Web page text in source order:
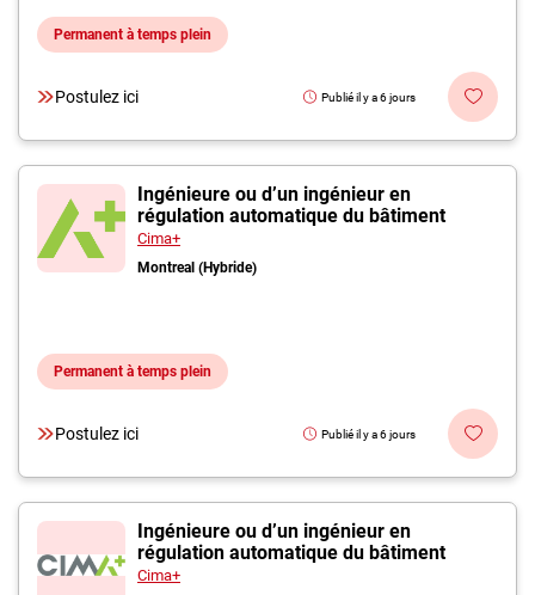
Permanent à temps plein
Postulez ici Publié il y a 6 jours
Ingénieure ou d’un ingénieur en
régulation automatique du bâtiment
Cima+
Montreal (Hybride)
Permanent à temps plein
Postulez ici Publié il y a 6 jours
Ingénieure ou d’un ingénieur en
régulation automatique du bâtiment
Cima+